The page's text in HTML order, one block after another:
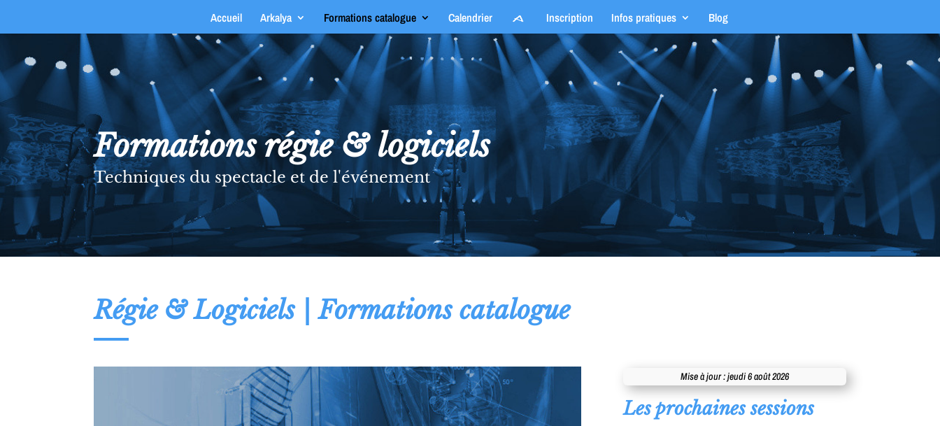
Accueil Arkalya Formations catalogue Calendrier Inscription Infos pratiques Blog
Formations régie & logiciels
Techniques du spectacle et de l'événement
Régie & Logiciels | Formations catalogue
Mise à jour : jeudi 6 août 2026
Les prochaines sessions